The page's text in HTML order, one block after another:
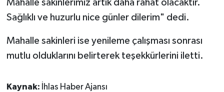
Mahalle sakinlerimiz artık daha rahat olacaktır.
Sağlıklı ve huzurlu nice günler dilerim" dedi.
Mahalle sakinleri ise yenileme çalışması sonrası
mutlu olduklarını belirterek teşekkürlerini iletti.
Kaynak: İhlas Haber Ajansı